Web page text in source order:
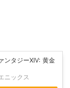
ンタジーXIV: 黄金
ニックス